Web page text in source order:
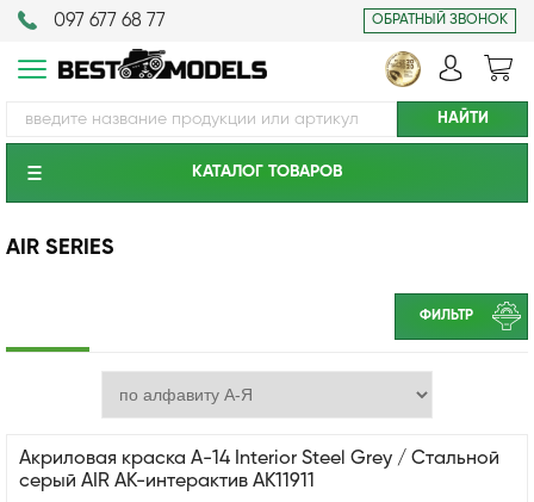
097 677 68 77 ОБРАТНЫЙ ЗВОНОК
КАТАЛОГ ТОВАРОВ
AIR SERIES
ФИЛЬТР
Акриловая краска A-14 Interior Steel Grey / Стальной
серый AIR АК-интерактив AK11911